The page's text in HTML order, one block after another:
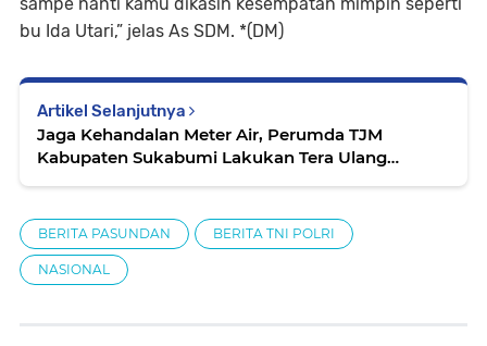
bu Ida Utari,” jelas As SDM. *(DM)
Artikel Selanjutnya
Jaga Kehandalan Meter Air, Perumda TJM
Kabupaten Sukabumi Lakukan Tera Ulang
BERITA PASUNDAN BERITA TNI POLRI
NASIONAL